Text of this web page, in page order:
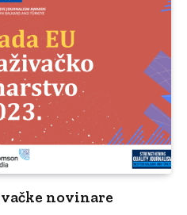
novinare